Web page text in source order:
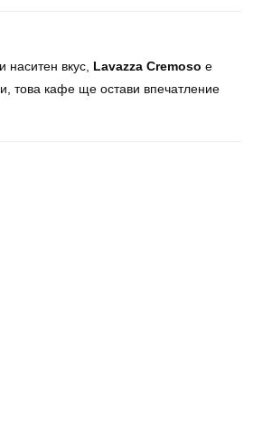
наситен вкус, Lavazza Cremoso е
това кафе ще остави впечатление